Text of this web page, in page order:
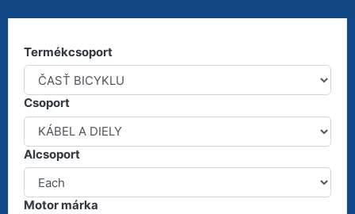
Termékcsoport
Csoport
Alcsoport
Motor márka